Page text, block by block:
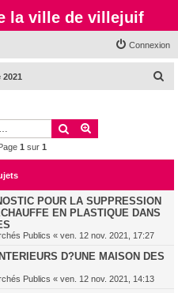
la ville de villejuif
Connexion
2021
c
Rechercher
1 sur 1
POUR LA SUPPRESSION
EN PLASTIQUE DANS
Publics « ven. 12 nov. 2021, 17:27
D?UNE MAISON DES
Publics « ven. 12 nov. 2021, 14:13